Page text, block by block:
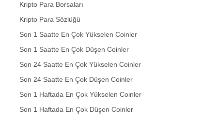
Kripto Para Borsaları
Kripto Para Sözlüğü
Son 1 Saatte En Çok Yükselen Coinler
Son 1 Saatte En Çok Düşen Coinler
Son 24 Saatte En Çok Yükselen Coinler
Son 24 Saatte En Çok Düşen Coinler
Son 1 Haftada En Çok Yükselen Coinler
Son 1 Haftada En Çok Düşen Coinler